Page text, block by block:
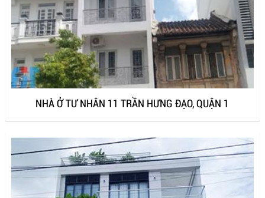
NHÀ Ở TƯ NHÂN 11 TRẦN HƯNG ĐẠO, QUẬN 1